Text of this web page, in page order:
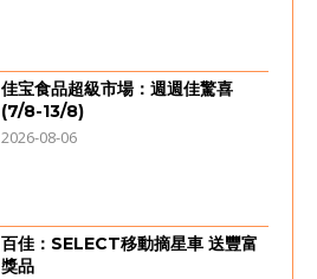
佳宝食品超級市場：週週佳驚喜
(7/8-13/8)
2026-08-06
百佳：SELECT移動摘星車 送豐富
獎品